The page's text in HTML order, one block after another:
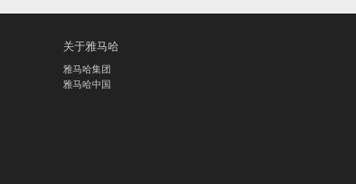
关于雅马哈
雅马哈集团
雅马哈中国